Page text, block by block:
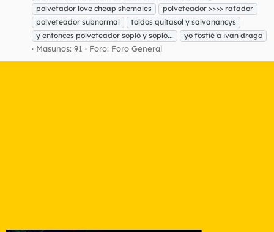
polvetador love cheap shemales
polveteador >>>> rafador
polveteador subnormal
toldos quitasol y salvanancys
y entonces polveteador sopló y sopló...
yo fostié a ivan drago
Masunos: 91 Foro: Foro General